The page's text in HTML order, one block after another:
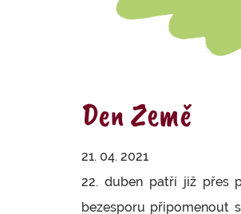
Den Země
21. 04. 2021
22. duben patří již přes
bezesporu připomenout